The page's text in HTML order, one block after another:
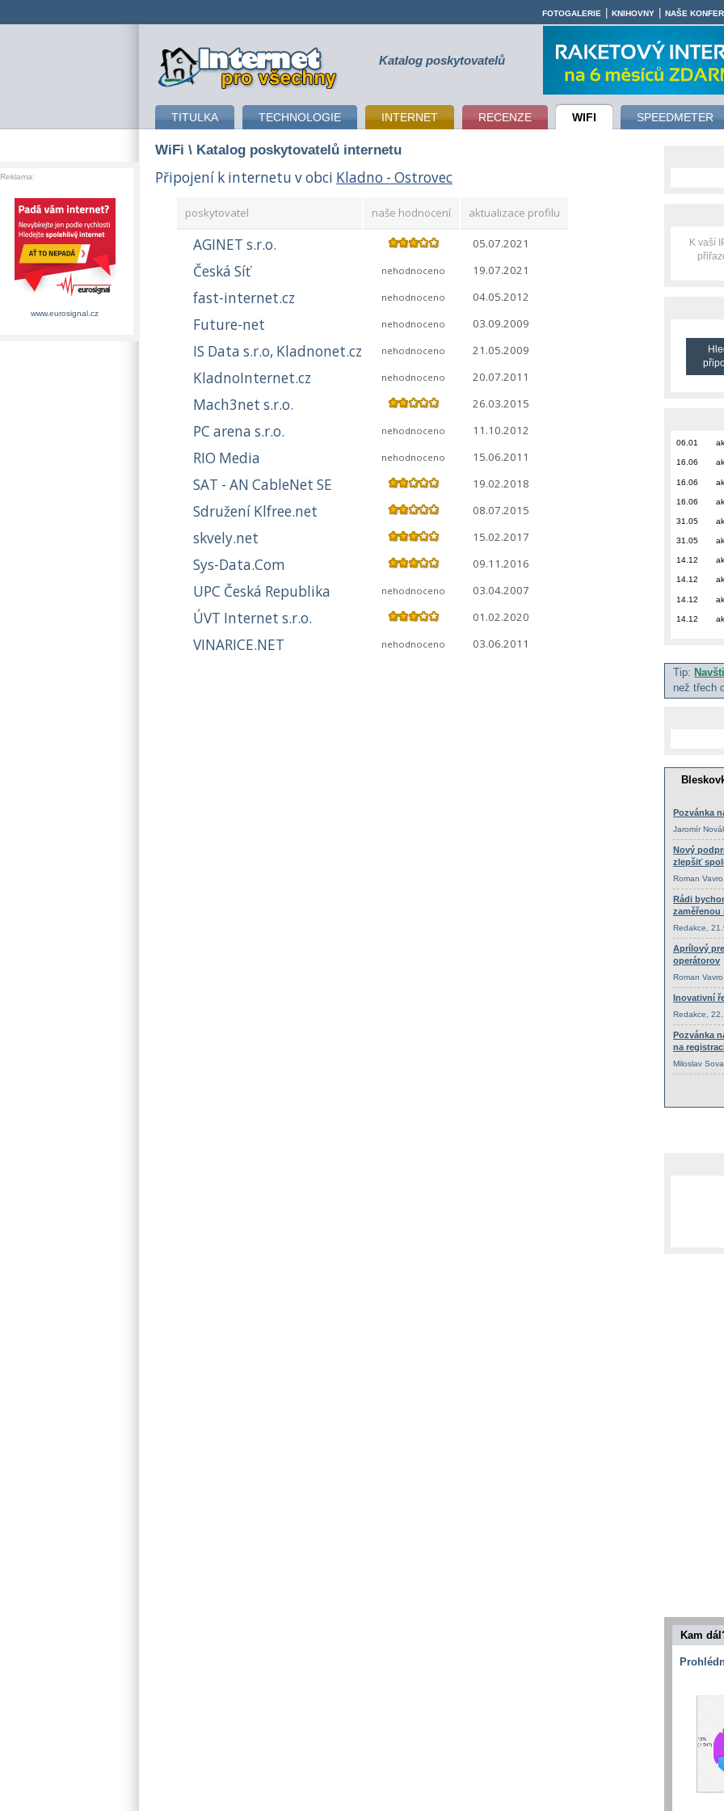
připojení k internetu Katalog poskytovatelů
TITULKA TECHNOLOGIE INTERNET RECENZE WIFI SPEEDMETER
FOTOGALERIE KNIHOVNY NAŠE
WiFi \ Katalog poskytovatelů internetu
Připojení k internetu v obci Kladno - Ostrovec
poskytovatel naše hodnocení aktualizace profilu
AGINET s.r.o. 05.07.2021
Česká Síť nehodnoceno 19.07.2021
fast-internet.cz nehodnoceno 04.05.2012
Future-net nehodnoceno 03.09.2009
IS Data s.r.o, Kladnonet.cz nehodnoceno 21.05.2009
KladnoInternet.cz nehodnoceno 20.07.2011
Mach3net s.r.o. 26.03.2015
PC arena s.r.o. nehodnoceno 11.10.2012
RIO Media nehodnoceno 15.06.2011
SAT - AN CableNet SE 19.02.2018
Sdružení Klfree.net 08.07.2015
skvely.net 15.02.2017
Sys-Data.Com 09.11.2016
UPC Česká Republika nehodnoceno 03.04.2007
ÚVT Internet s.r.o. 01.02.2020
VINARICE.NET nehodnoceno 03.06.2011
K vaší
06.01
16.06
16.06
16.06
31.05
31.05
14.12
14.12
14.12
14.12
Tip:
než třech
Kam
Reklama:
www.eurosignal.cz